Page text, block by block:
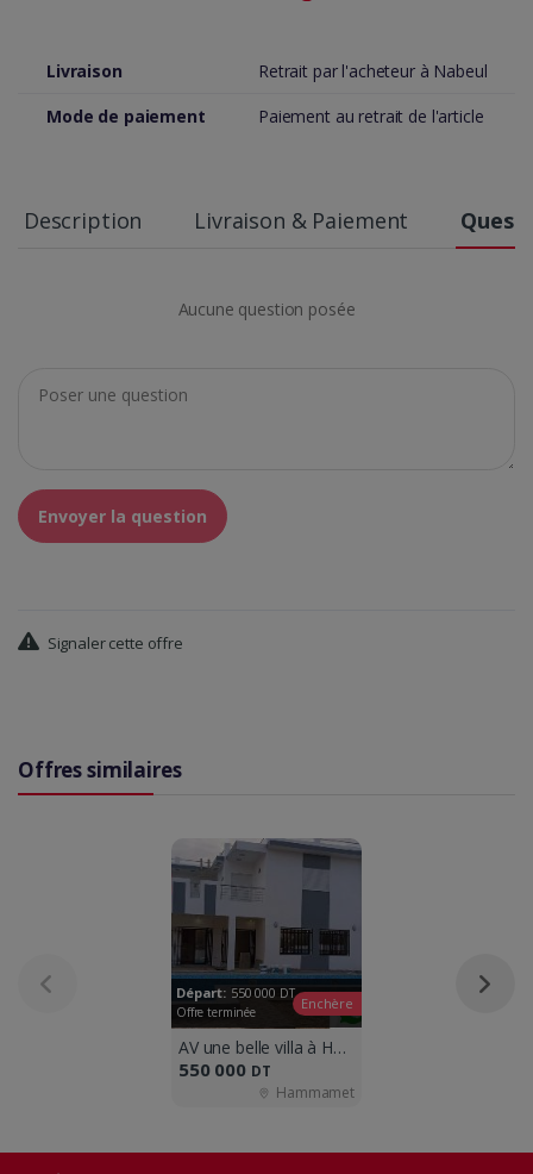
Livraison
Retrait par l'acheteur à Nabeul
Mode de paiement
Paiement au retrait de l'article
Description Livraison & Paiement
Aucune question posée
Envoyer la question
Signaler cette offre
Offres similaires
Départ: 550 000 DT
Offre terminée
Enchère
AV une belle villa à Hammamet sud m
550 000 DT
Hammamet